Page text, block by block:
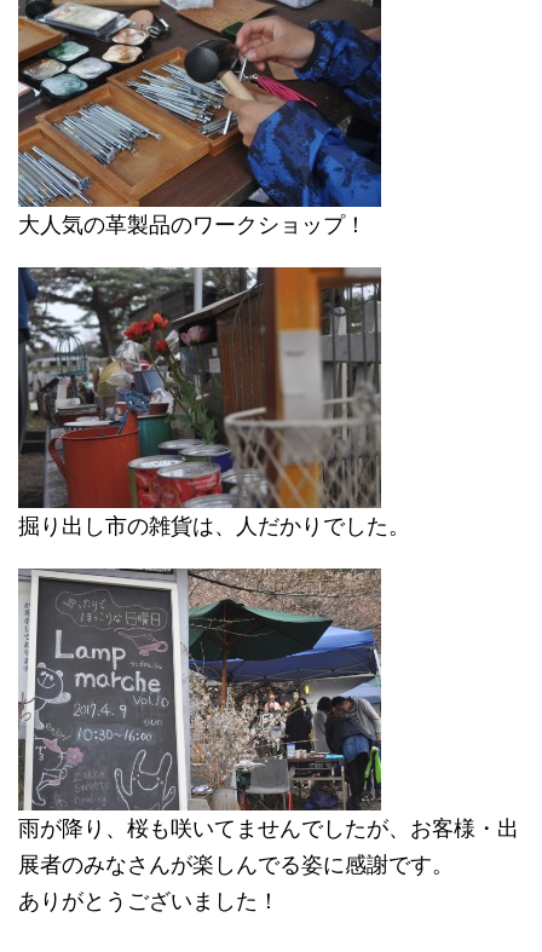
大人気の革製品のワークショップ！
掘り出し市の雑貨は、人だかりでした。
雨が降り、桜も咲いてませんでしたが、お客様・出
展者のみなさんが楽しんでる姿に感謝です。
ありがとうございました！